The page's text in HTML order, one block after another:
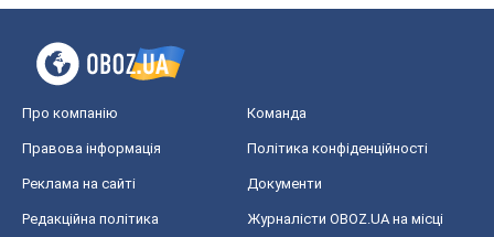
Про компанію Команда
Правова інформація Політика конфіденційності
Реклама на сайті Документи
Редакційна політика
Журналісти OBOZ.UA на місці